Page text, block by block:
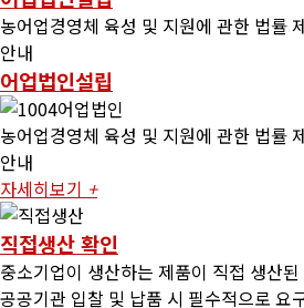
농어업경영체 육성 및 지원에 관한 법률
안내
어업법인설립
농어업경영체 육성 및 지원에 관한 법률
안내
자세히보기 +
직접생산 확인
중소기업이 생산하는 제품이 직접 생산
공공기관 입찰 및 납품 시 필수적으로 요